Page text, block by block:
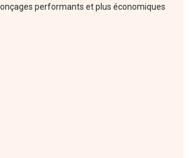
performants et plus économiques